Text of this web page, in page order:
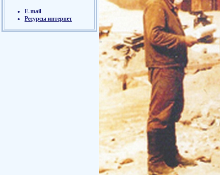
E-mail
Ресурсы интернет